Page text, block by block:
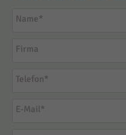
Name*
Firma
Telefon*
E-Mail*